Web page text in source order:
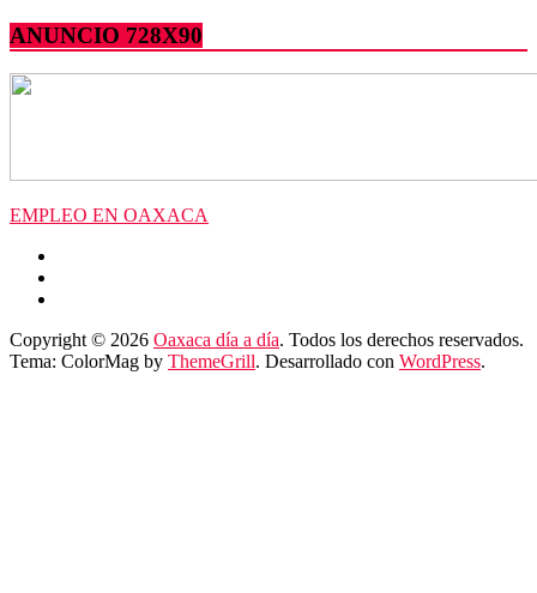
ANUNCIO 728X90
EMPLEO EN OAXACA
Copyright © 2026 Oaxaca día a día. Todos los derechos reservados.
Tema: ColorMag by ThemeGrill. Desarrollado con WordPress.